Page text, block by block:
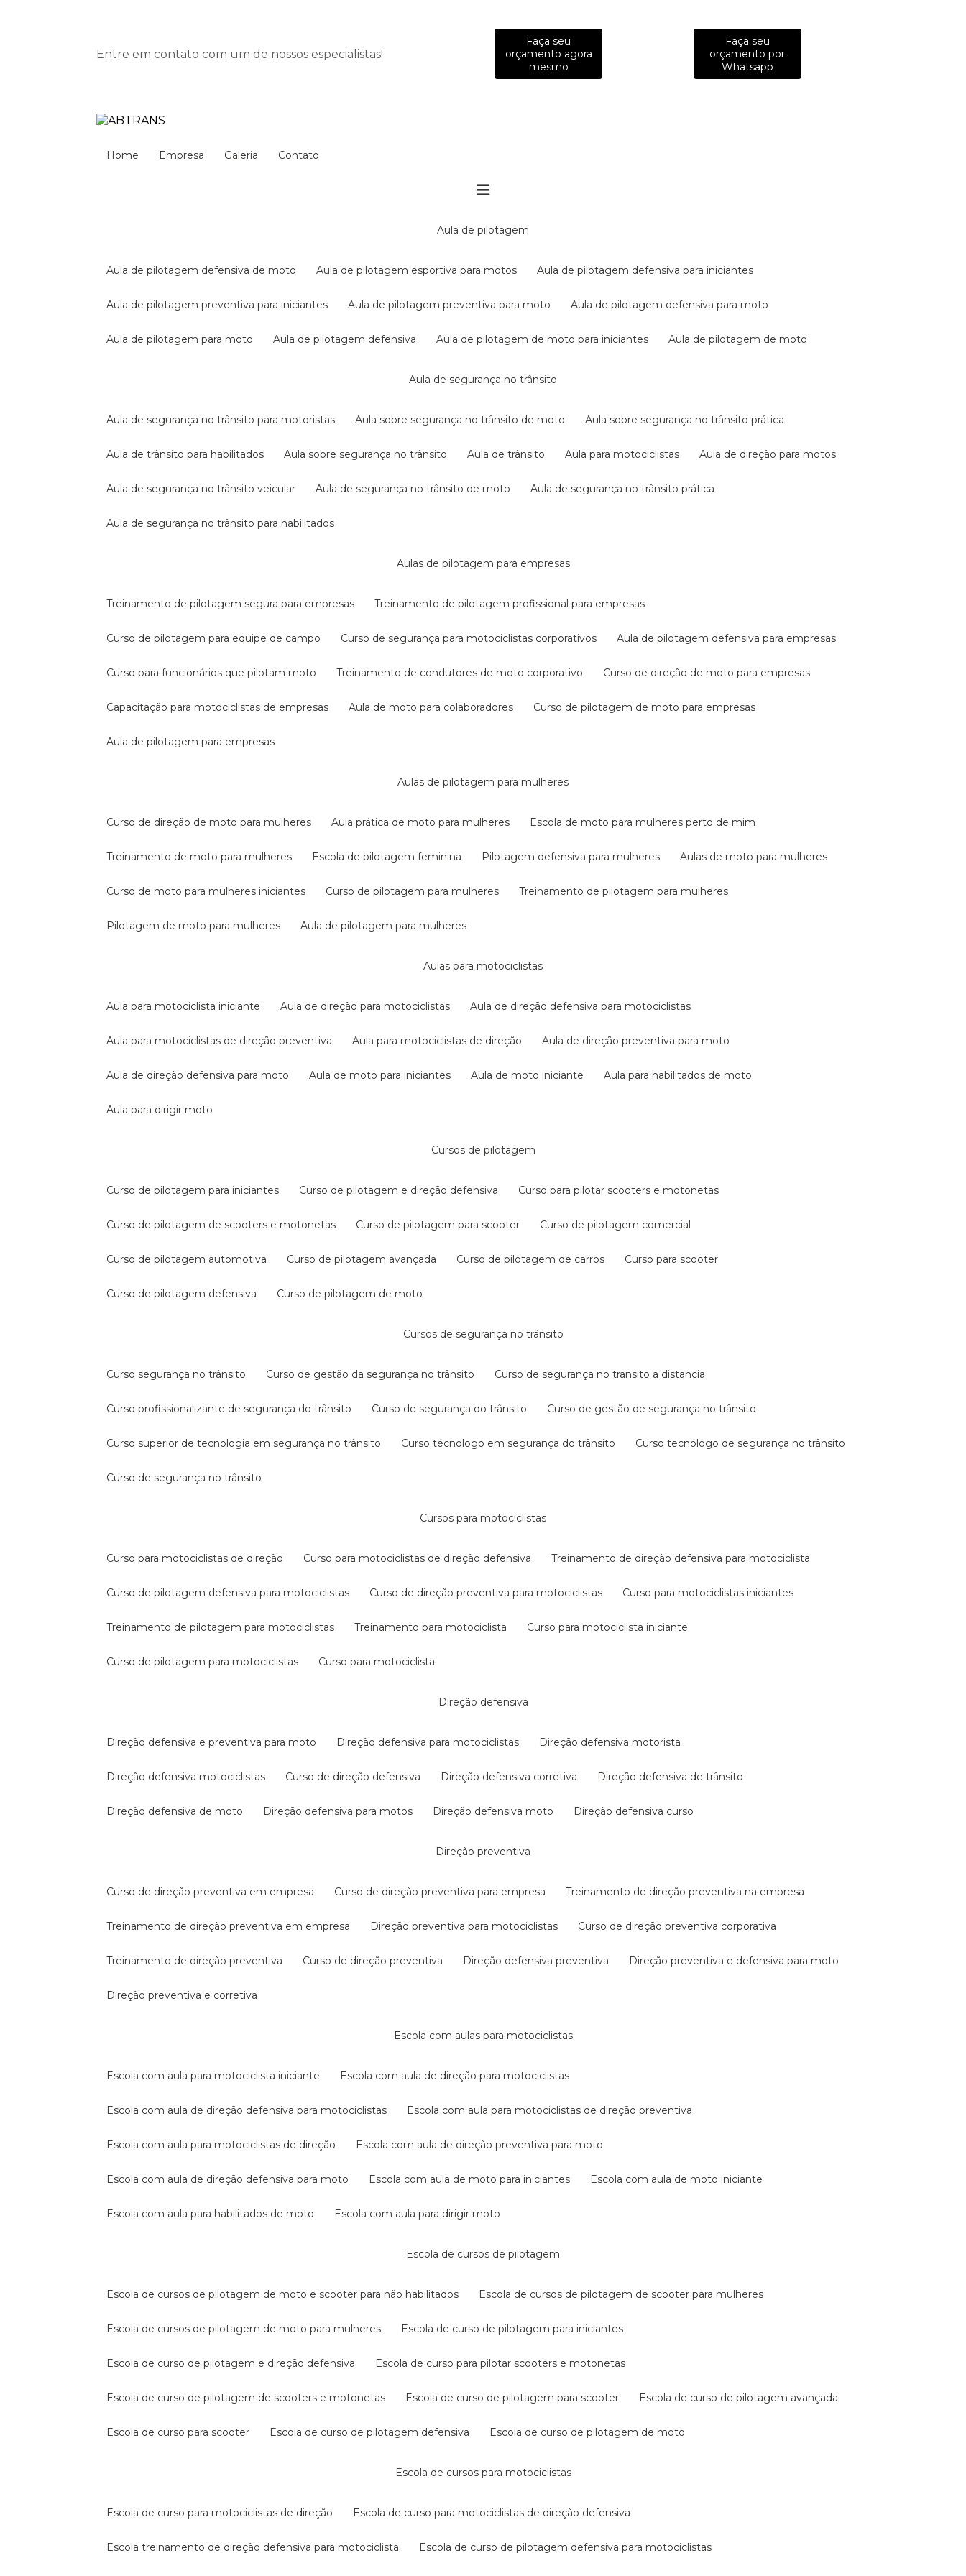
Entre em contato com um de nossos especialistas!
Faça seu
orçamento agora
mesmo
Faça seu
orçamento por
Whatsapp
Home Empresa Galeria Contato
aula de pilotagem
aula de pilotagem defensiva de moto aula de pilotagem esportiva para motos aula de pilotagem defensiva para iniciantes
aula de pilotagem preventiva para iniciantes aula de pilotagem preventiva para moto aula de pilotagem defensiva para moto
aula de pilotagem para moto aula de pilotagem defensiva aula de pilotagem de moto para iniciantes aula de pilotagem de moto
aula de segurança no trânsito
aula de segurança no trânsito para motoristas aula sobre segurança no trânsito de moto aula sobre segurança no trânsito prática
aula de trânsito para habilitados aula sobre segurança no trânsito aula de trânsito aula para motociclistas aula de direção para motos
aula de segurança no trânsito veicular aula de segurança no trânsito de moto aula de segurança no trânsito prática
aula de segurança no trânsito para habilitados
aulas de pilotagem para empresas
treinamento de pilotagem segura para empresas treinamento de pilotagem profissional para empresas
curso de pilotagem para equipe de campo curso de segurança para motociclistas corporativos aula de pilotagem defensiva para empresas
curso para funcionários que pilotam moto treinamento de condutores de moto corporativo curso de direção de moto para empresas
capacitação para motociclistas de empresas aula de moto para colaboradores curso de pilotagem de moto para empresas
aula de pilotagem para empresas
aulas de pilotagem para mulheres
curso de direção de moto para mulheres aula prática de moto para mulheres escola de moto para mulheres perto de mim
treinamento de moto para mulheres escola de pilotagem feminina pilotagem defensiva para mulheres aulas de moto para mulheres
curso de moto para mulheres iniciantes curso de pilotagem para mulheres treinamento de pilotagem para mulheres
pilotagem de moto para mulheres aula de pilotagem para mulheres
aulas para motociclistas
aula para motociclista iniciante aula de direção para motociclistas aula de direção defensiva para motociclistas
aula para motociclistas de direção preventiva aula para motociclistas de direção aula de direção preventiva para moto
aula de direção defensiva para moto aula de moto para iniciantes aula de moto iniciante aula para habilitados de moto
aula para dirigir moto
cursos de pilotagem
curso de pilotagem para iniciantes curso de pilotagem e direção defensiva curso para pilotar scooters e motonetas
curso de pilotagem de scooters e motonetas curso de pilotagem para scooter curso de pilotagem comercial
curso de pilotagem automotiva curso de pilotagem avançada curso de pilotagem de carros curso para scooter
curso de pilotagem defensiva curso de pilotagem de moto
cursos de segurança no trânsito
curso segurança no trânsito curso de gestão da segurança no trânsito curso de segurança no transito a distancia
curso profissionalizante de segurança do trânsito curso de segurança do trânsito curso de gestão de segurança no trânsito
curso superior de tecnologia em segurança no trânsito curso técnologo em segurança do trânsito curso tecnólogo de segurança no trânsito
curso de segurança no trânsito
cursos para motociclistas
curso para motociclistas de direção curso para motociclistas de direção defensiva treinamento de direção defensiva para motociclista
curso de pilotagem defensiva para motociclistas curso de direção preventiva para motociclistas curso para motociclistas iniciantes
treinamento de pilotagem para motociclistas treinamento para motociclista curso para motociclista iniciante
curso de pilotagem para motociclistas curso para motociclista
direção defensiva
direção defensiva e preventiva para moto direção defensiva para motociclistas direção defensiva motorista
direção defensiva motociclistas curso de direção defensiva direção defensiva corretiva direção defensiva de trânsito
direção defensiva de moto direção defensiva para motos direção defensiva moto direção defensiva curso
direção preventiva
curso de direção preventiva em empresa curso de direção preventiva para empresa treinamento de direção preventiva na empresa
treinamento de direção preventiva em empresa direção preventiva para motociclistas curso de direção preventiva corporativa
treinamento de direção preventiva curso de direção preventiva direção defensiva preventiva direção preventiva e defensiva para moto
direção preventiva e corretiva
escola com aulas para motociclistas
escola com aula para motociclista iniciante escola com aula de direção para motociclistas
escola com aula de direção defensiva para motociclistas escola com aula para motociclistas de direção preventiva
escola com aula para motociclistas de direção escola com aula de direção preventiva para moto
escola com aula de direção defensiva para moto escola com aula de moto para iniciantes escola com aula de moto iniciante
escola com aula para habilitados de moto escola com aula para dirigir moto
escola de cursos de pilotagem
escola de cursos de pilotagem de moto e scooter para não habilitados escola de cursos de pilotagem de scooter para mulheres
escola de cursos de pilotagem de moto para mulheres escola de curso de pilotagem para iniciantes
escola de curso de pilotagem e direção defensiva escola de curso para pilotar scooters e motonetas
escola de curso de pilotagem de scooters e motonetas escola de curso de pilotagem para scooter escola de curso de pilotagem avançada
escola de curso para scooter escola de curso de pilotagem defensiva escola de curso de pilotagem de moto
escola de cursos para motociclistas
escola de curso para motociclistas de direção escola de curso para motociclistas de direção defensiva
escola treinamento de direção defensiva para motociclista escola de curso de pilotagem defensiva para motociclistas